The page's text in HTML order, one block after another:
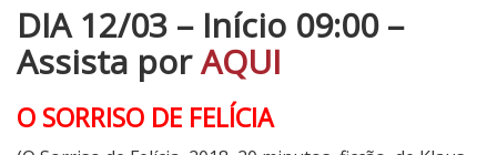
DIA 12/03 – Início 09:00 –
Assista porAQUI
O SORRISO DE FELÍCIA